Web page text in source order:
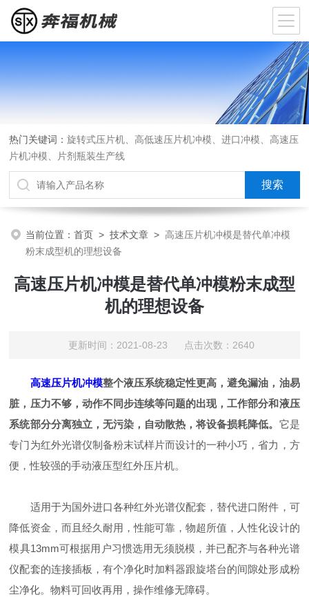
热门关键词：旋转式压片机、高低速压片机冲模、进口冲模、高速压
片机冲模、片剂瓶装生产线
当前位置：首页 >技术文章 > 高速压片机冲模是替代单冲模
粉末成型机的理想设备
高速压片机冲模是替代单冲模粉末成型
机的理想设备
更新时间：2021-08-23 点击次数：2640
高速压片机冲模整个液压系统稳定性更高，避免漏油，油易
脏，压力不够，动作不同步连续等问题的出现，工作部分和液压
系统部分分离独立，无污染，自动散热，将设备损耗降低。 它是
专门为红外光谱仪制备粉末试样片而设计的一种小巧，省力，方
便，性较强的手动液压型红外压片机。
适用于为国外进口各种红外光谱仪配套，替代进口附件，可
降低资金，而且经久耐用，性能可靠，物超所值，人性化设计的
模具13mm可根据用户习惯选用无须脱模，并已配齐与各种光谱
仪配套的连接插板，有个净化时加料器跟旋塔台的间隙处形成粉
尘净化。物料可回收再用，操作维修无障碍。